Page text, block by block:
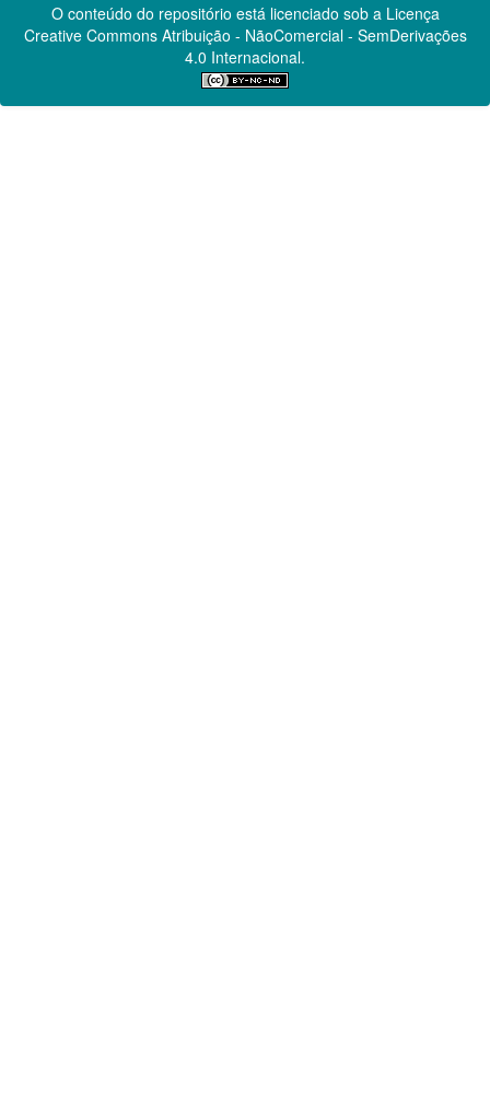
O conteúdo do repositório está licenciado sob a Licença
Creative CommonsAtribuição - NãoComercial - SemDerivações
4.0 Internacional.